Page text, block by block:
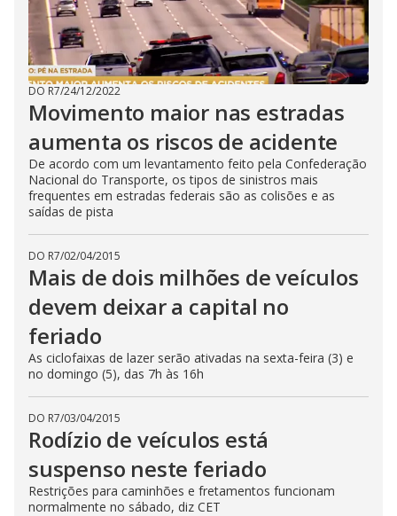
DO R7/24/12/2022
Movimento maior nas estradas
aumenta os riscos de acidente
De acordo com um levantamento feito pela Confederação
Nacional do Transporte, os tipos de sinistros mais
frequentes em estradas federais são as colisões e as
saídas de pista
DO R7/02/04/2015
Mais de dois milhões de veículos
devem deixar a capital no
feriado
As ciclofaixas de lazer serão ativadas na sexta-feira (3) e
no domingo (5), das 7h às 16h
DO R7/03/04/2015
Rodízio de veículos está
suspenso neste feriado
Restrições para caminhões e fretamentos funcionam
normalmente no sábado, diz CET